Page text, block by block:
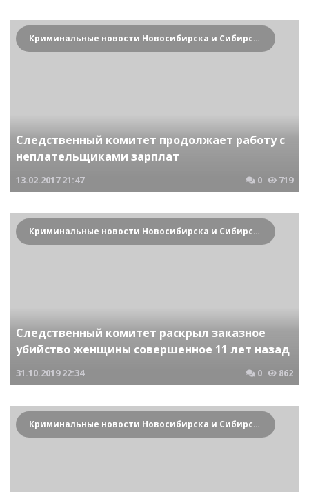
Криминальные новости Новосибирска и Сибирского региона
Следственный комитет продолжает работу с
неплательщиками зарплат
13.02.2017 21:47 0 719
Криминальные новости Новосибирска и Сибирского региона
Следственный комитет раскрыл заказное
убийство женщины совершенное 11 лет назад
31.10.2019 22:34 0 862
Криминальные новости Новосибирска и Сибирского региона